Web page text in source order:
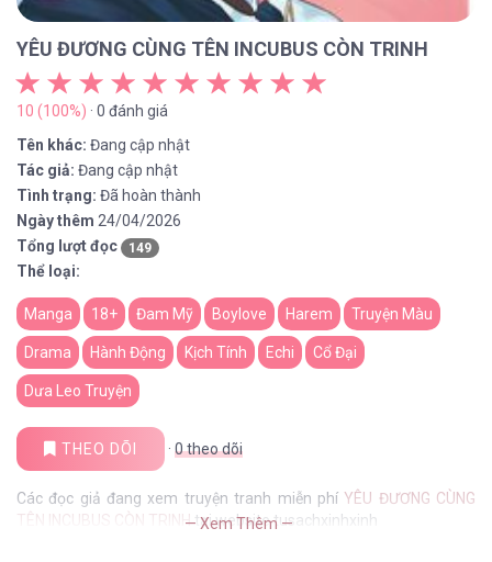
YÊU ĐƯƠNG CÙNG TÊN INCUBUS CÒN TRINH
10 (100%) · 0 đánh giá
Tên khác: Đang cập nhật
Tác giả: Đang cập nhật
Tình trạng: Đã hoàn thành
Ngày thêm 24/04/2026
Tổng lượt đọc
149
Thể loại:
Manga 18+ Đam Mỹ Boylove Harem Truyện Màu
Drama Hành Động Kịch Tính Echi Cổ Đại
Dưa Leo Truyện
THEO DÕI · 0theo dõi
Các đọc giả đang xem truyện tranh miễn phí YÊU ĐƯƠNG CÙNG
TÊN INCUBUS CÒN TRINHtại website tusachxinhxinh
— Xem Thêm —